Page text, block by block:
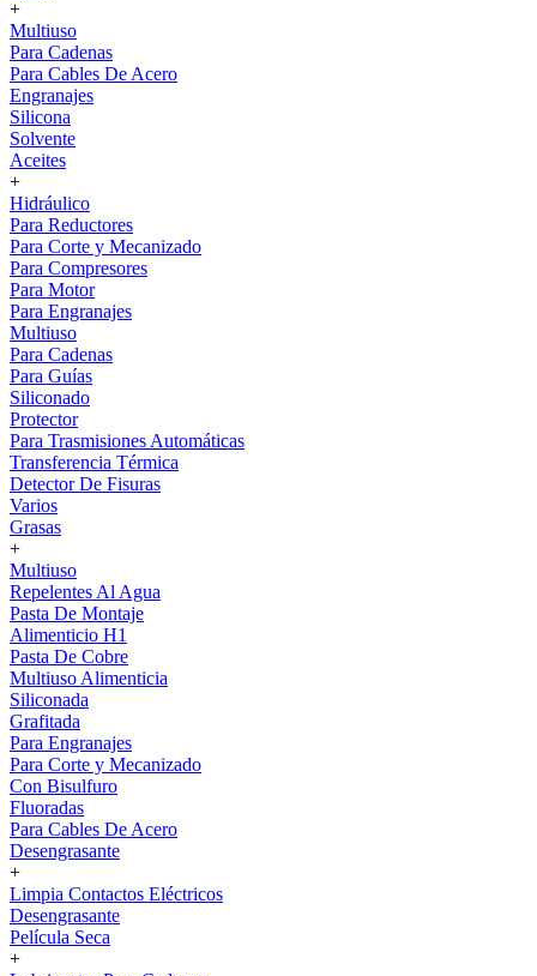
+
Multiuso
Para Cadenas
Para Cables De Acero
Engranajes
Silicona
Solvente
Aceites
+
Hidráulico
Para Reductores
Para Corte y Mecanizado
Para Compresores
Para Motor
Para Engranajes
Multiuso
Para Cadenas
Para Guías
Siliconado
Protector
Para Trasmisiones Automáticas
Transferencia Térmica
Detector De Fisuras
Varios
Grasas
+
Multiuso
Repelentes Al Agua
Pasta De Montaje
Alimenticio H1
Pasta De Cobre
Multiuso Alimenticia
Siliconada
Grafitada
Para Engranajes
Para Corte y Mecanizado
Con Bisulfuro
Fluoradas
Para Cables De Acero
Desengrasante
+
Limpia Contactos Eléctricos
Desengrasante
Película Seca
+